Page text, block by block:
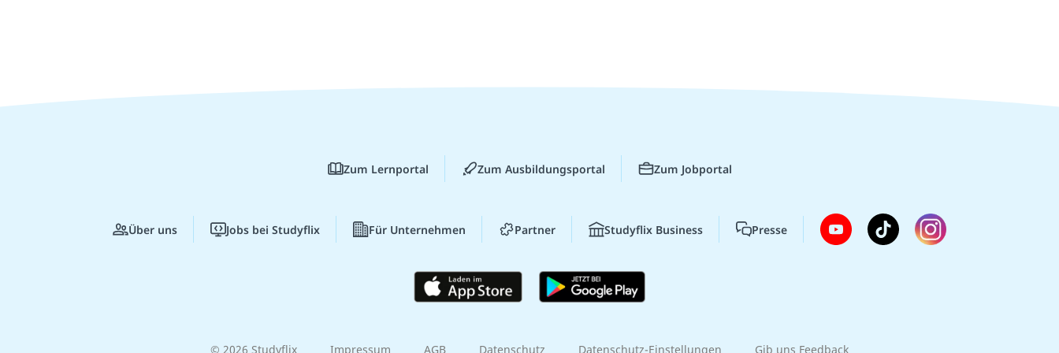
Zum Lernportal Zum Ausbildungsportal Zum Jobportal
Über uns Jobs bei Studyflix Für Unternehmen Partner Studyflix Business Presse
© 2026 Studyflix Impressum AGB Datenschutz Datenschutz-Einstellungen Gib uns Feedback